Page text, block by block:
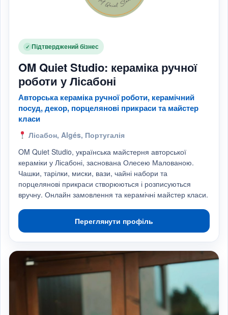
✓ Підтверджений бізнес
OM Quiet Studio: кераміка ручної
роботи у Лісабоні
Авторська кераміка ручної роботи, керамічний
посуд, декор, порцелянові прикраси та майстер
класи
Лісабон, Algés, Португалія
OM Quiet Studio, українська майстерня авторської
кераміки у Лісабоні, заснована Олесею Малованою.
Чашки, тарілки, миски, вази, чайні набори та
порцелянові прикраси створюються і розписуються
вручну. Онлайн замовлення та керамічні майстер класи.
Переглянути профіль